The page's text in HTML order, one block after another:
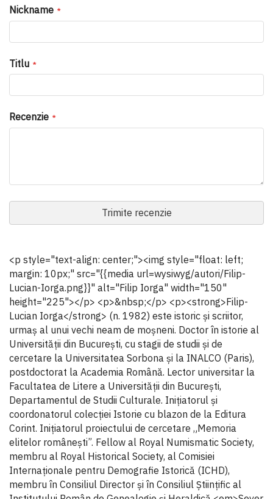
Nickname
Titlu
Recenzie
Trimite recenzie
<p style="text-align: center;"><img style="float: left;
margin: 10px;" src="{{media url=wysiwyg/autori/Filip-
Lucian-Iorga.png}}" alt="Filip Iorga" width="150"
height="225"></p> <p>&nbsp;</p> <p><strong>Filip-
Lucian Iorga</strong> (n. 1982) este istoric și scriitor,
urmaș al unui vechi neam de moșneni. Doctor în istorie al
Universității din București, cu stagii de studii și de
cercetare la Universitatea Sorbona și la INALCO (Paris),
postdoctorat la Academia Română. Lector universitar la
Facultatea de Litere a Universităţii din Bucureşti,
Departamentul de Studii Culturale. Inițiatorul și
coordonatorul colecției Istorie cu blazon de la Editura
Corint. Inițiatorul proiectului de cercetare „Memoria
elitelor românești”. Fellow al Royal Numismatic Society,
membru al Royal Historical Society, al Comisiei
Internaționale pentru Demografie Istorică (ICHD),
membru în Consiliul Director și în Consiliul Ştiinţific al